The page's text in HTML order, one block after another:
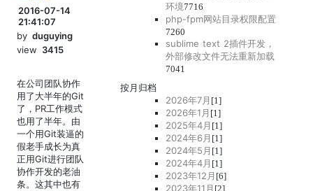
2016-07-14
21:41:07
by duguying
view 3415
在公司团队协作
用了大半年的Git
了，PR工作模式
也用了半年。由
一个用Git装逼的
假老手成长为真
正用Git进行团队
协作开发的老油
条。这其中也有
环境7716
php-fpm网站目录权限配置
7260
sublime text 2插件开发，
外部修改文件无法重新加载
7041
按月归档
2026年7月 [1]
2026年1月 [1]
2025年4月 [1]
2024年6月 [1]
2024年5月 [1]
2024年4月 [1]
2023年12月 [6]
2023年11月 [2]